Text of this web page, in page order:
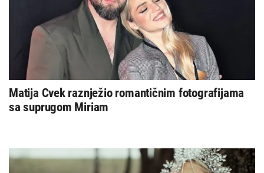
Matija Cvek raznježio romantičnim fotografijama
sa suprugom Miriam